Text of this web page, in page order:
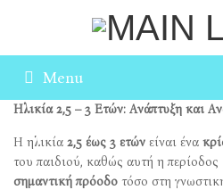
Menu
Ηλικία 2,5 – 3 Ετών: Ανάπτυξη και
Η ηλικία 2,5 έως 3 ετών είναι ένα
του παιδιού, καθώς αυτή η περίοδος
σημαντική πρόοδο τόσο στη